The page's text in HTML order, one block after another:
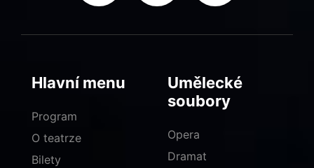
Hlavní menu
Program
O teatrze
Bilety
Umělecké
soubory
Opera
Dramat